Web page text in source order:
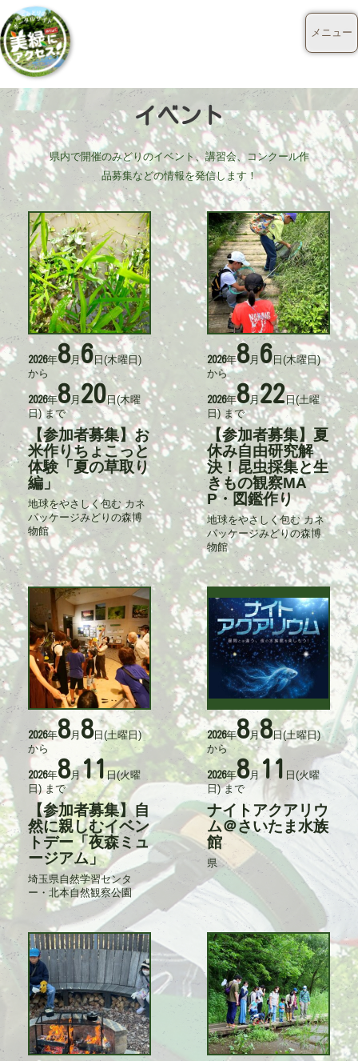
イベント
県内で開催のみどりのイベント、講習会、コンクール作
品募集などの情報を発信します！
活
時
2026年8月6日(木曜日)
から
2026年8月 20日(木曜
日) まで
タ
イ
ト
【参加者募集】お
米作りちょこっと
体験「夏の草取り
編」
記
入
力
者
地球をやさしく包む カネ
パッケージみどりの森博
物館
動
2026年8月 6 日(木曜日)
から
2026年8月 22日(土曜
日) まで
タ
イ
ト
ル
【参加者募集】夏
休み自由研究解
決！昆虫採集と生
きもの観察MA
P・図鑑作り
記
事
入
力
者
地球をやさしく包む カネ
パッケージみどりの森博
物館
2026年8月 8日(土曜日)
から
2026年8月11日(火曜
日) まで
タ
イ
ト
ル
【参加者募集】自
然に親しむイベン
トデー「夜森ミュ
ージアム」
者
埼玉県自然学習センタ
ー・北本自然観察公園
活
動
日
時
2026年8月8日(土曜日)
から
2026年8月 11 日(火曜
日) まで
ト
ル
ナイトアクアリウ
ム＠さいたま水族
館
入
者
県
メニュー